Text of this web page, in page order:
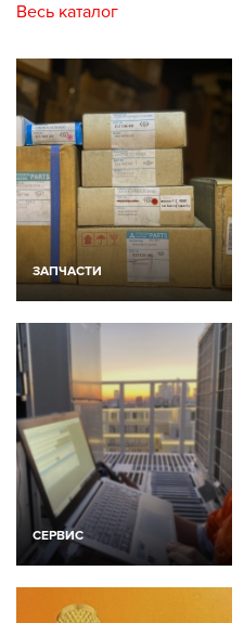
Весь каталог
{
ЗАПЧАСТИ
СЕРВИС